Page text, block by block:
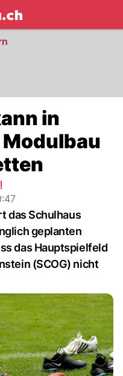
NAU.ch
in
das Schulhaus
geplanten
das Hauptspielfeld
(SCOG) nicht